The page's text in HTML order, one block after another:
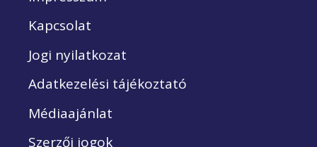
Kapcsolat
Jogi nyilatkozat
Adatkezelési tájékoztató
Médiaajánlat
Szerzői jogok